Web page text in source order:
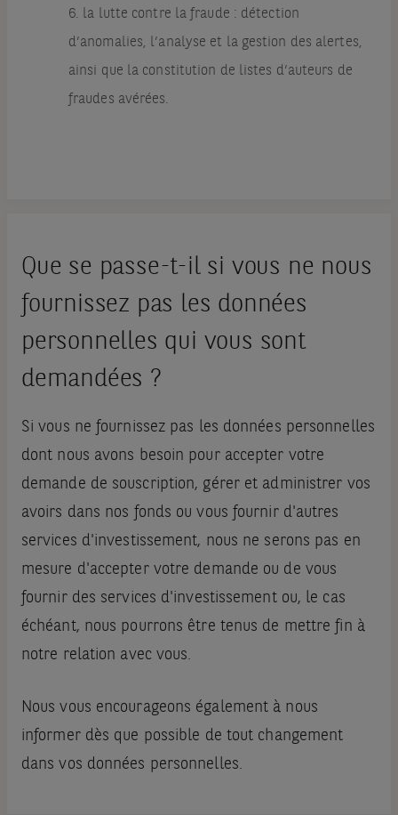
6. la lutte contre la fraude : détection
d’anomalies, l’analyse et la gestion des alertes,
ainsi que la constitution de listes d’auteurs de
fraudes avérées.
Que se passe-t-il si vous ne nous
fournissez pas les données
personnelles qui vous sont
demandées ?
Si vous ne fournissez pas les données personnelles
dont nous avons besoin pour accepter votre
demande de souscription, gérer et administrer vos
avoirs dans nos fonds ou vous fournir d'autres
services d'investissement, nous ne serons pas en
mesure d'accepter votre demande ou de vous
fournir des services d'investissement ou, le cas
échéant, nous pourrons être tenus de mettre fin à
notre relation avec vous.
Nous vous encourageons également à nous
informer dès que possible de tout changement
dans vos données personnelles.